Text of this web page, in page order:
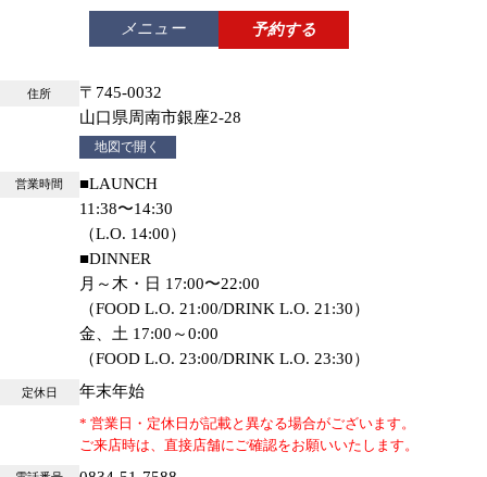
メニュー 予約する
住所
〒745-0032
山口県周南市銀座2-28
地図で開く
営業時間
■LAUNCH
11:38〜14:30
（L.O. 14:00）
■DINNER
月～木・日 17:00〜22:00
（FOOD L.O. 21:00/DRINK L.O. 21:30）
金、土 17:00～0:00
（FOOD L.O. 23:00/DRINK L.O. 23:30）
定休日 年末年始
* 営業日・定休日が記載と異なる場合がございます。
ご来店時は、直接店舗にご確認をお願いいたします。